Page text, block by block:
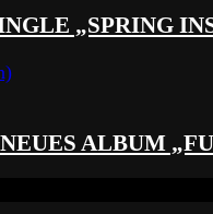
„SPRING
ALBUM